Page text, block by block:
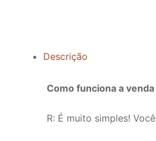
Descrição
Como funciona a
R: É muito simples!